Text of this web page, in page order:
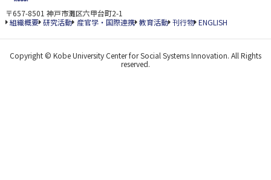
〒657-8501 神戸市灘区六甲台町2-1
組織概要 研究活動 産官学・国際連携 教育活動 刊行物 ENGLISH
Copyright © Kobe University Center for Social Systems Innovation. All Rights
reserved.